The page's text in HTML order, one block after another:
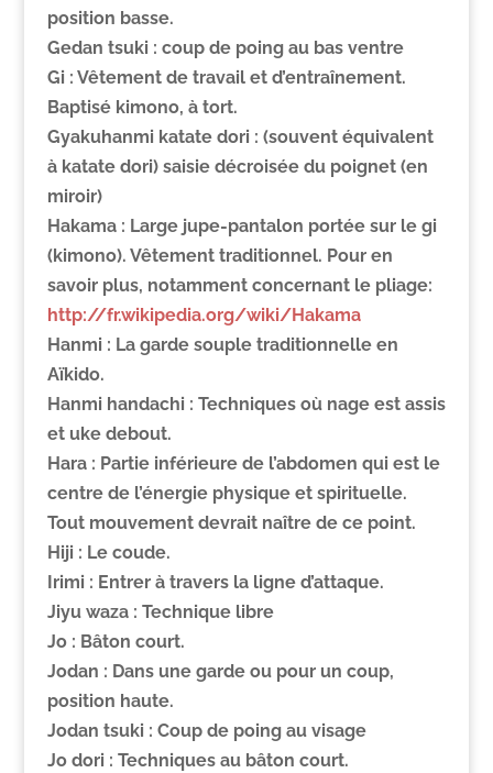
position basse.
Gedan tsuki : coup de poing au bas ventre
Gi : Vêtement de travail et d’entraînement.
Baptisé kimono, à tort.
Gyakuhanmi katate dori : (souvent équivalent
à katate dori) saisie décroisée du poignet (en
miroir)
Hakama : Large jupe-pantalon portée sur le gi
(kimono). Vêtement traditionnel. Pour en
savoir plus, notamment concernant le pliage:
http://fr.wikipedia.org/wiki/Hakama
Hanmi : La garde souple traditionnelle en
Aïkido.
Hanmi handachi : Techniques où nage est assis
et uke debout.
Hara : Partie inférieure de l’abdomen qui est le
centre de l’énergie physique et spirituelle.
Tout mouvement devrait naître de ce point.
Hiji : Le coude.
Irimi : Entrer à travers la ligne d’attaque.
Jiyu waza : Technique libre
Jo : Bâton court.
Jodan : Dans une garde ou pour un coup,
position haute.
Jodan tsuki : Coup de poing au visage
Jo dori : Techniques au bâton court.